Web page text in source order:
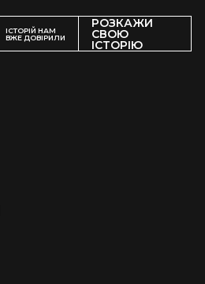
ІСТОРІЙ НАМ
ВЖЕ ДОВІРИЛИ
РОЗКАЖИ
СВОЮ
ІСТОРІЮ